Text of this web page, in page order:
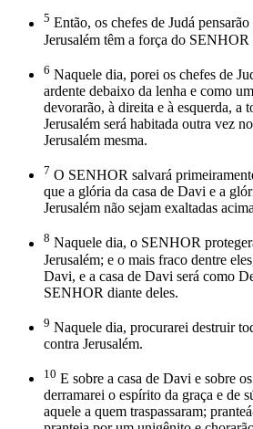
5 Então, os chefes de Judá
Jerusalém têm a força do
6 Naquele dia, porei os chefes de
ardente debaixo da lenha e como
devorarão, à direita e à esquerda, a
Jerusalém será habitada outra vez
Jerusalém mesma.
7 O SENHOR salvará
que a glória da casa de Davi e a
Jerusalém não sejam exaltadas
8 Naquele dia, o SENHOR
Jerusalém; e o mais fraco dentre
Davi, e a casa de Davi será como
SENHOR diante deles.
9 Naquele dia, procurarei destruir
contra Jerusalém.
10 E sobre a casa de Davi e sobre
derramarei o espírito da graça e de
aquele a quem traspassaram;